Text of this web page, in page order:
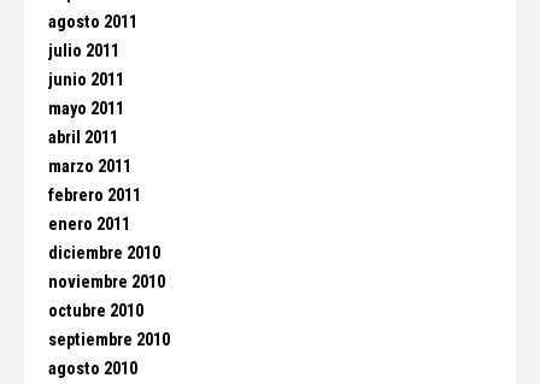
agosto 2011
julio 2011
junio 2011
mayo 2011
abril 2011
marzo 2011
febrero 2011
enero 2011
diciembre 2010
noviembre 2010
octubre 2010
septiembre 2010
agosto 2010